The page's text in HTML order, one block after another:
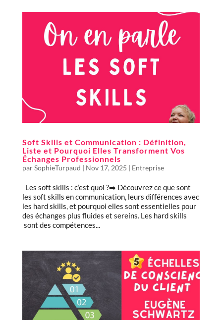
Soft Skills et Communication : Définition,
Liste et Pourquoi Elles Transforment Vos
Échanges Professionnels
parSophieTurpaud | Nov 17, 2025 | Entreprise
Les soft skills : c’est quoi ?➡️ Découvrez ce que sont
les soft skills en communication, leurs différences avec
les hard skills, et pourquoi elles sont essentielles pour
des échanges plus fluides et sereins. Les hard skills
sont des compétences...